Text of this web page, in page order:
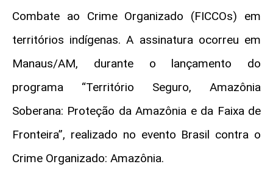
Combate ao Crime Organizado (FICCOs) em
territórios indígenas. A assinatura ocorreu em
Manaus/AM, durante o lançamento do
programa “Território Seguro, Amazônia
Soberana: Proteção da Amazônia e da Faixa de
Fronteira”, realizado no evento Brasil contra o
Crime Organizado: Amazônia.